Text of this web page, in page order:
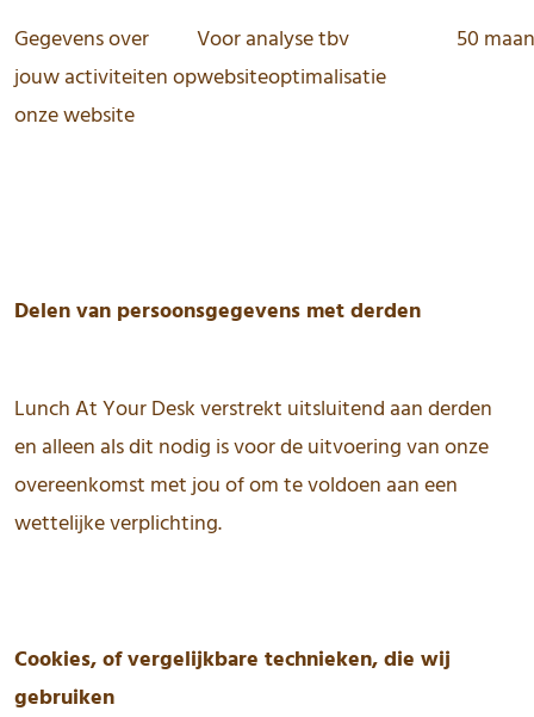
Gegevens over
jouw activiteiten op
onze website
Voor analyse tbv
websiteoptimalisatie
50
Delen van persoonsgegevens met derden
Lunch At Your Desk verstrekt uitsluitend aan derden
en alleen als dit nodig is voor de uitvoering van onze
overeenkomst met jou of om te voldoen aan een
wettelijke verplichting.
Cookies, of vergelijkbare technieken, die wij
gebruiken